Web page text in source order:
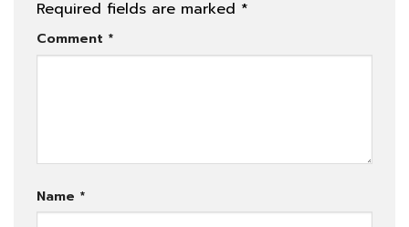
Required fields are marked *
Comment *
Name *